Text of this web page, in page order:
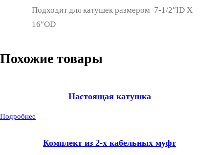
Подходит для катушек размером 7-1/2″ID X
16″OD
Похожие товары
Настоящая катушка
Подробнее
Комплект из 2-х кабельных муфт